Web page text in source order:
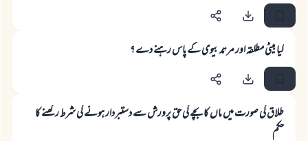
كيا بيٹى مطلقہ اور مرتد بيوى كے پاس رہنے دے ؟
طلاق كى صورت ميں ماں كا بچے كى حق پرورش سے دستبردار ہونے كى شرط ركھنے كا
حكم